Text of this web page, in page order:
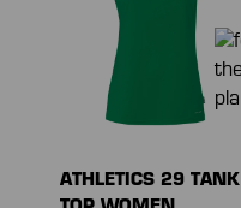
ATHLETICS 29 TANK